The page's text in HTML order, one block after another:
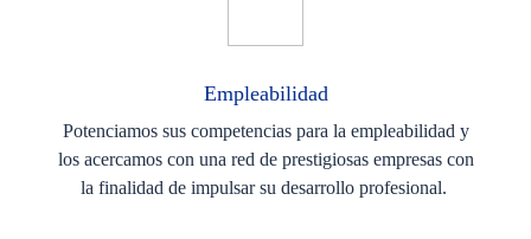
Empleabilidad​
Potenciamos sus competencias para la empleabilidad y
los acercamos con una red de prestigiosas empresas con
la finalidad de impulsar su desarrollo profesional.